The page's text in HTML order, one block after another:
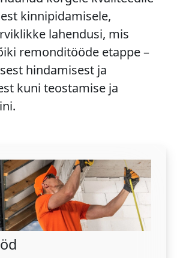
kinnipidamisele,
lahendusi, mis
remonditööde etappe –
hindamisest ja
kuni teostamise ja